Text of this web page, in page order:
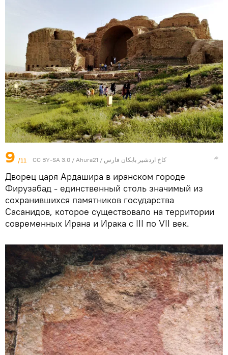
9 /11 CC BY-SA 3.0 / Ahura21 / کاخ اردشیر بابکان فارس
Дворец царя Ардашира в иранском городе
Фирузабад - единственный столь значимый из
сохранившихся памятников государства
Сасанидов, которое существовало на территории
современных Ирана и Ирака с III по VII век.